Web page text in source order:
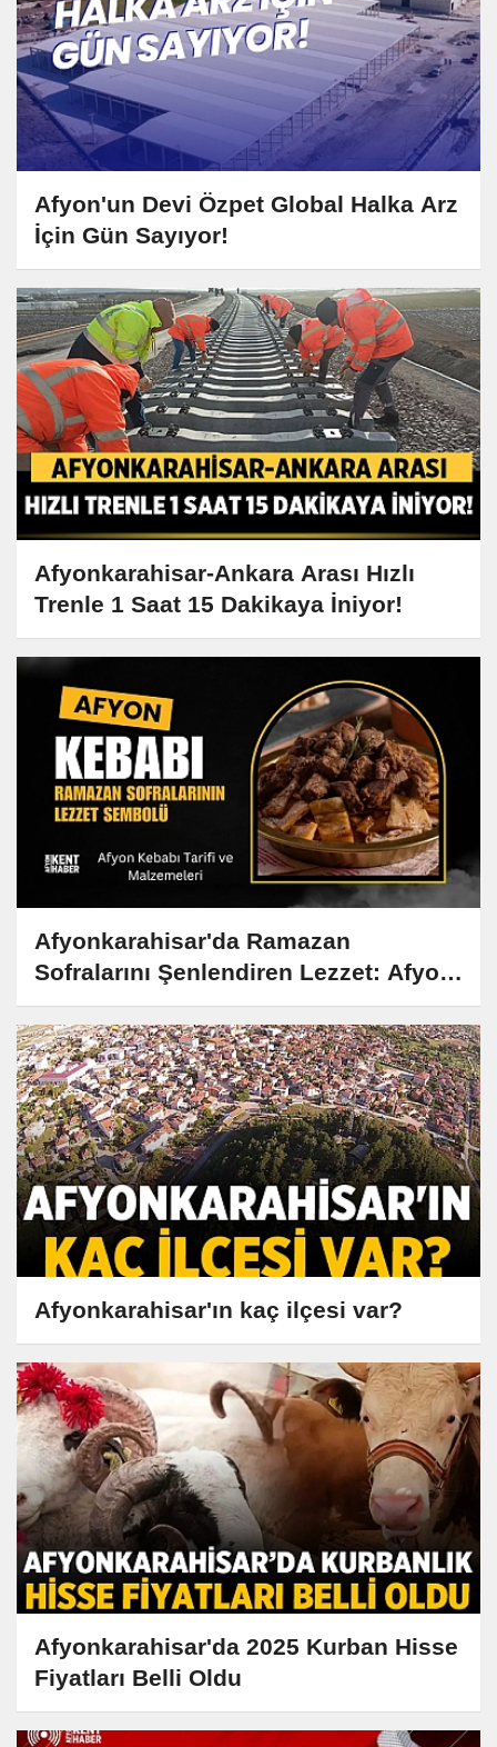
Afyon'un Devi Özpet Global Halka Arz
İçin Gün Sayıyor!
Afyonkarahisar-Ankara Arası Hızlı
Trenle 1 Saat 15 Dakikaya İniyor!
Afyonkarahisar'da Ramazan
Sofralarını Şenlendiren Lezzet: Afyon
Kebabı Tarifi ve Hikayesi
Afyonkarahisar'ın kaç ilçesi var?
Afyonkarahisar'da 2025 Kurban Hisse
Fiyatları Belli Oldu